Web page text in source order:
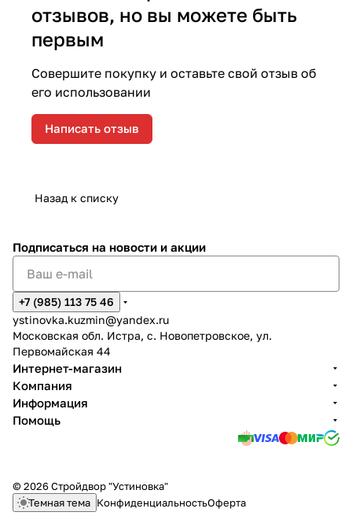
отзывов, но вы можете быть
первым
Совершите покупку и оставьте свой отзыв об
его использовании
Написать отзыв
Назад к списку
Подписаться на новости и акции
+7 (985) 113 75 46
ystinovka.kuzmin@yandex.ru
Московская обл. Истра, с. Новопетровское, ул.
Первомайская 44
Интернет-магазин
Компания
Информация
Помощь
© 2026 Стройдвор "Устиновка"
Темная тема КонфиденциальностьОферта